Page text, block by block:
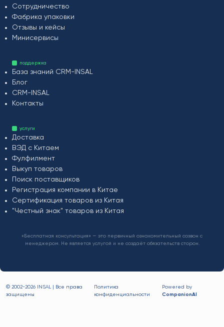
Сотрудничество
Фабрика упаковки
Отзывы и кейсы
Минисервисы
поддержка
База знаний CRM-INSAL
Блог
CRM-INSAL
Контакты
услуги
Доставка
ВЭД с Китаем
Фулфилмент
Выкуп товаров
Поиск поставщиков
Регистрация компании в Китае
Сертификация товаров из Китая
"Честный знак" товаров из Китая
«Бесплатная консультация» — это первичный ознакомительный созвон с
менеджером. Не является услугой и не создаёт обязательств сторон.
© 2002-2026 INSAL | Все права
защищены
Политика
конфиденциальности
Powered by
CompanionAI